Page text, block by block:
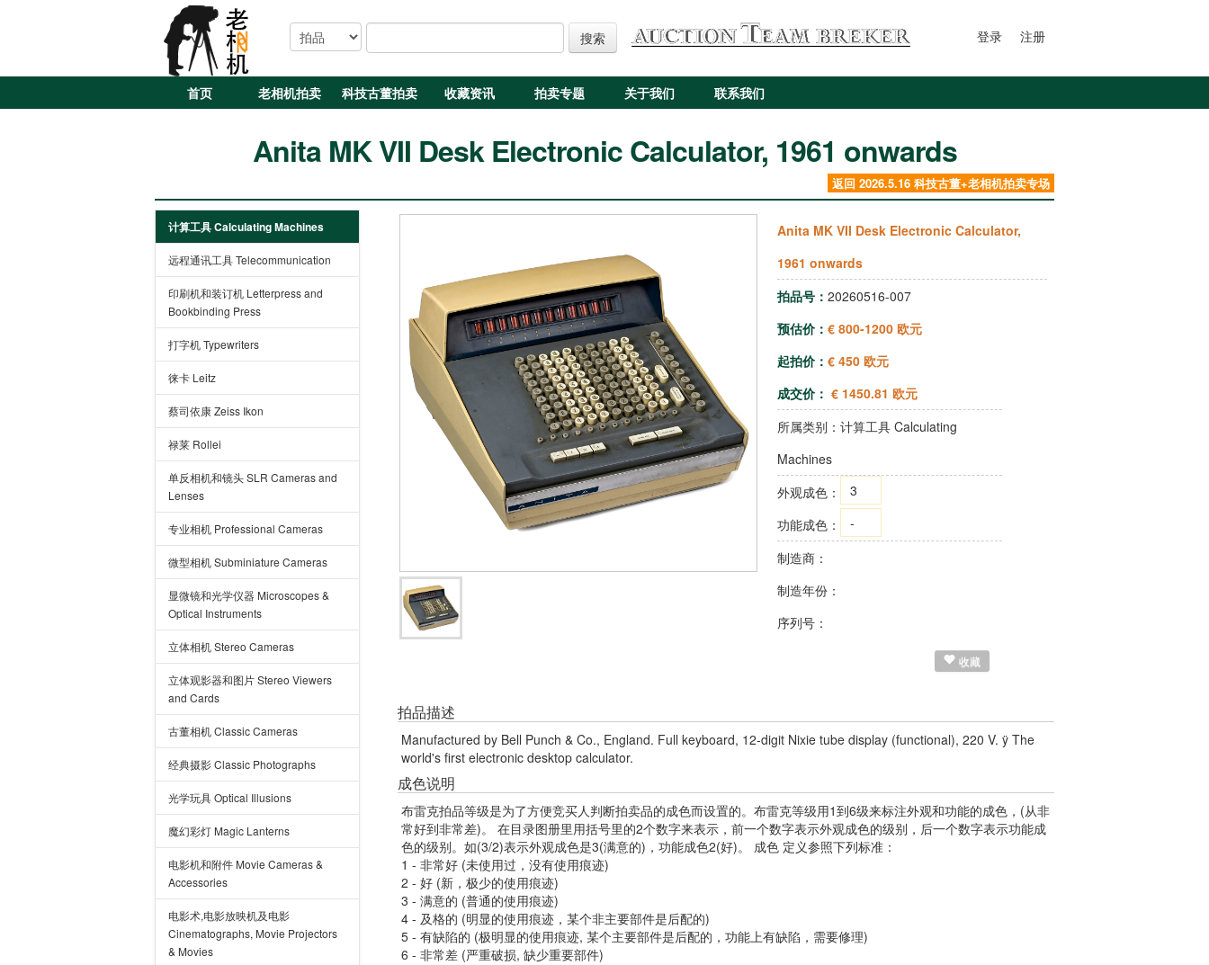
搜索 登录 注册
首页 老相机拍卖 科技古董拍卖 收藏资讯 拍卖专题 关于我们 联系我们
Anita MK VII Desk Electronic Calculator, 1961 onwards
返回 2026.5.16 科技古董+老相机拍卖专场
计算工具 Calculating Machines
远程通讯工具 Telecommunication
印刷机和装订机 Letterpress and
Bookbinding Press
打字机 Typewriters
徕卡 Leitz
蔡司依康 Zeiss Ikon
禄莱 Rollei
单反相机和镜头 SLR Cameras and
Lenses
专业相机 Professional Cameras
微型相机 Subminiature Cameras
显微镜和光学仪器 Microscopes &
Optical Instruments
立体相机 Stereo Cameras
立体观影器和图片 Stereo Viewers
and Cards
古董相机 Classic Cameras
经典摄影 Classic Photographs
光学玩具 Optical Illusions
魔幻彩灯 Magic Lanterns
电影机和附件 Movie Cameras &
Accessories
电影术,电影放映机及电影
Cinematographs, Movie Projectors
& Movies
Anita MK VII Desk Electronic Calculator,
1961 onwards
拍品号： 20260516-007
预估价： € 800-1200 欧元
起拍价： € 450 欧元
成交价： € 1450.81 欧元
所属类别： 计算工具 Calculating
Machines
外观成色：
3
功能成色：
-
制造商：
制造年份：
序列号：
收藏
拍品描述
Manufactured by Bell Punch & Co., England. Full keyboard, 12-digit Nixie tube display (functional), 220 V. ÿ The
world's first electronic desktop calculator.
成色说明
布雷克拍品等级是为了方便竞买人判断拍卖品的成色而设置的。布雷克等级用1到6级来标注外观和功能的成色，(从非
常好到非常差)。 在目录图册里用括号里的2个数字来表示，前一个数字表示外观成色的级别，后一个数字表示功能成
色的级别。如(3/2)表示外观成色是3(满意的)，功能成色2(好)。 成色 定义参照下列标准：
1 - 非常好 (未使用过，没有使用痕迹)
2 - 好 (新，极少的使用痕迹)
3 - 满意的 (普通的使用痕迹)
4 - 及格的 (明显的使用痕迹，某个非主要部件是后配的)
5 - 有缺陷的 (极明显的使用痕迹, 某个主要部件是后配的，功能上有缺陷，需要修理)
6 - 非常差 (严重破损, 缺少重要部件)